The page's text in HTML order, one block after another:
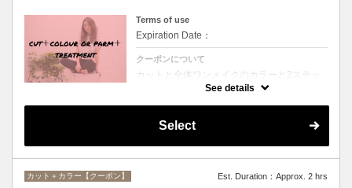
Terms of use
Expiration Date：
クーポンについて
カットと全体ワンメイクのカラーと2ステッ
プトリートメントのお得メニュー。デザイン
や髪の状態によってお薬を塗り分けます。シ
ャンプー、ブロー込、ロング料金なし
See details
Select
カット＋カラー【クーポン】 Est. Duration：Approx. 2 hrs